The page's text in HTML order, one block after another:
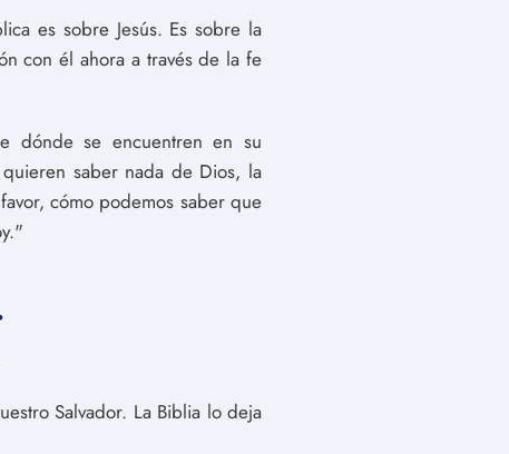
es sobre Jesús. Es sobre la
con él ahora a través de la fe
dónde se encuentren en su
saber nada de Dios, la
cómo podemos saber que
Salvador. La Biblia lo deja